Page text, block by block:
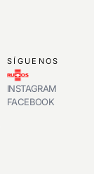
SÍGUENOS
INSTAGRAM
FACEBOOK